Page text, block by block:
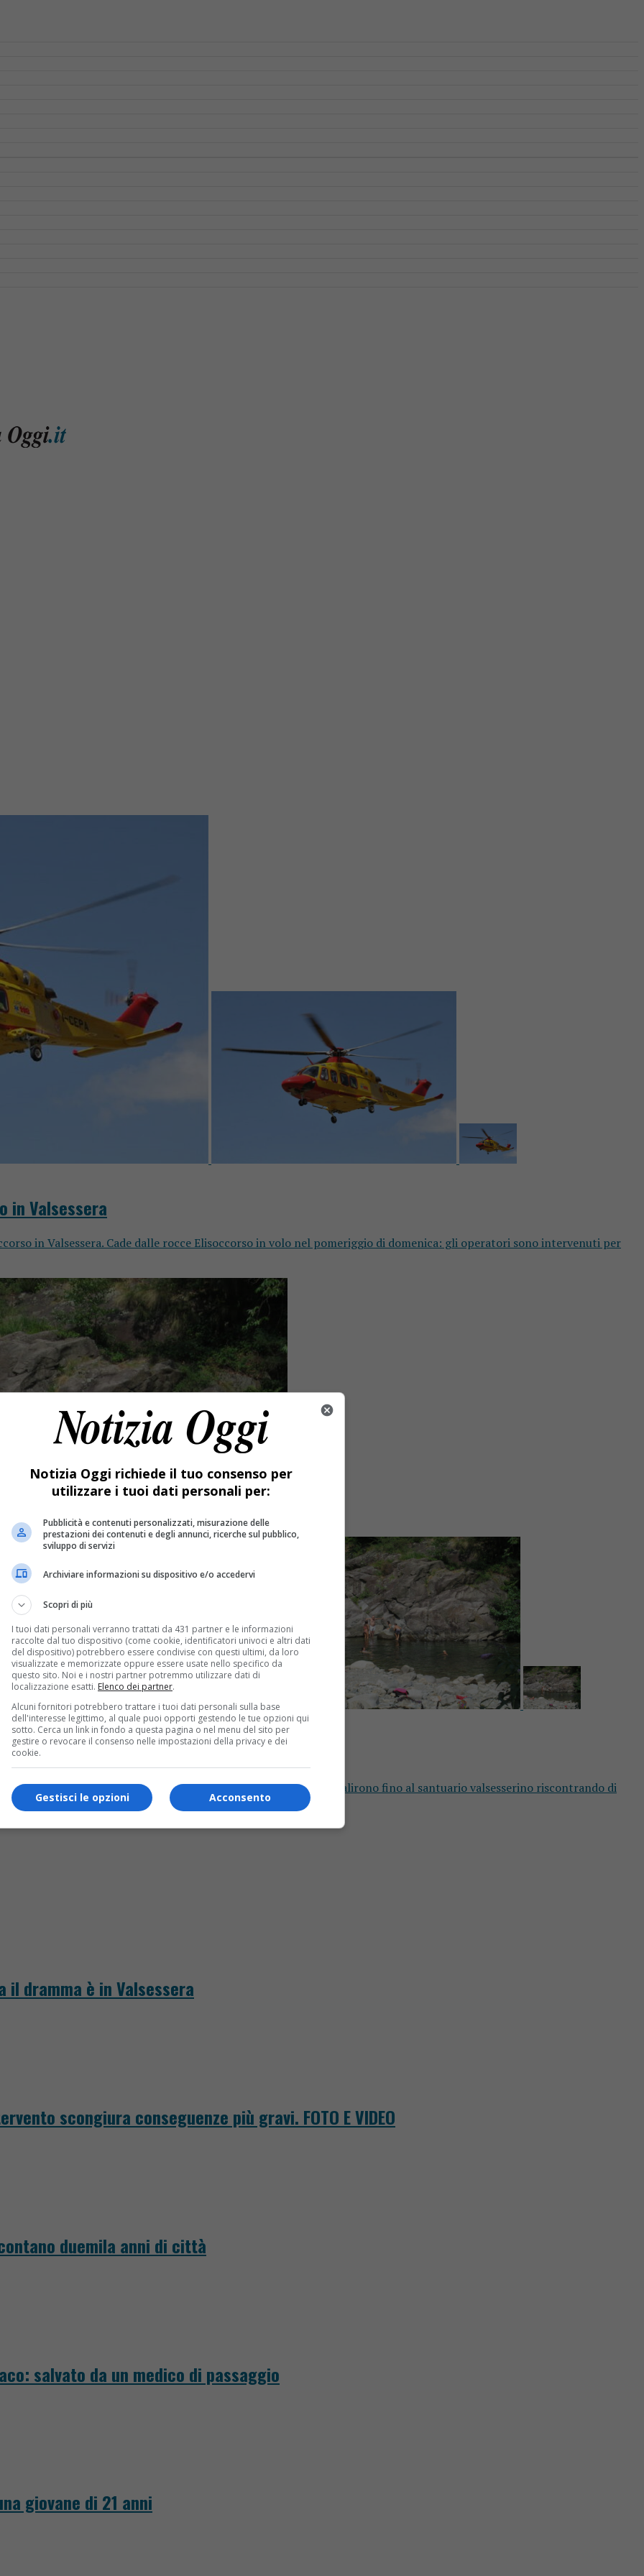
in Valsessera
in Valsessera. Cade dalle rocce Elisoccorso in volo nel pomeriggio di domenica: gli operatori sono intervenuti per
sono gli storici documenti del 1900 quando diversi studiosi salirono fino al santuario valsesserino riscontrando di
il dramma è in Valsessera
scongiura conseguenze più gravi. FOTO E VIDEO
duemila anni di città
salvato da un medico di passaggio
giovane di 21 anni
Notizia Oggi richiede il tuo consenso per
utilizzare i tuoi dati personali per:
Pubblicità e contenuti personalizzati, misurazione delle
prestazioni dei contenuti e degli annunci, ricerche sul pubblico,
sviluppo di servizi
Archiviare informazioni su dispositivo e/o accedervi
Scopri di più
I tuoi dati personali verranno trattati da 431 partner e le informazioni
raccolte dal tuo dispositivo (come cookie, identificatori univoci e altri dati
del dispositivo) potrebbero essere condivise con questi ultimi, da loro
visualizzate e memorizzate oppure essere usate nello specifico da
questo sito. Noi e i nostri partner potremmo utilizzare dati di
localizzazione esatti. Elenco dei partner.
Alcuni fornitori potrebbero trattare i tuoi dati personali sulla base
dell'interesse legittimo, al quale puoi opporti gestendo le tue opzioni qui
sotto. Cerca un link in fondo a questa pagina o nel menu del sito per
gestire o revocare il consenso nelle impostazioni della privacy e dei
cookie.
Acconsento
Gestisci le opzioni